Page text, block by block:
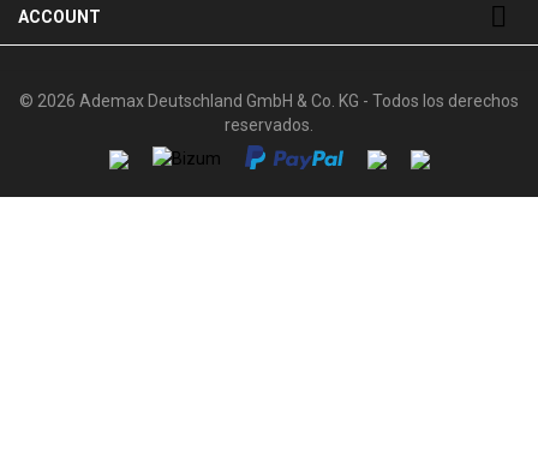
ACCOUNT 
© 2026 Ademax Deutschland GmbH & Co. KG - Todos los derechos
reservados.